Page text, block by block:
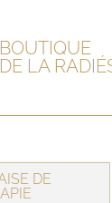
BOUTIQUE
DE LA
DE